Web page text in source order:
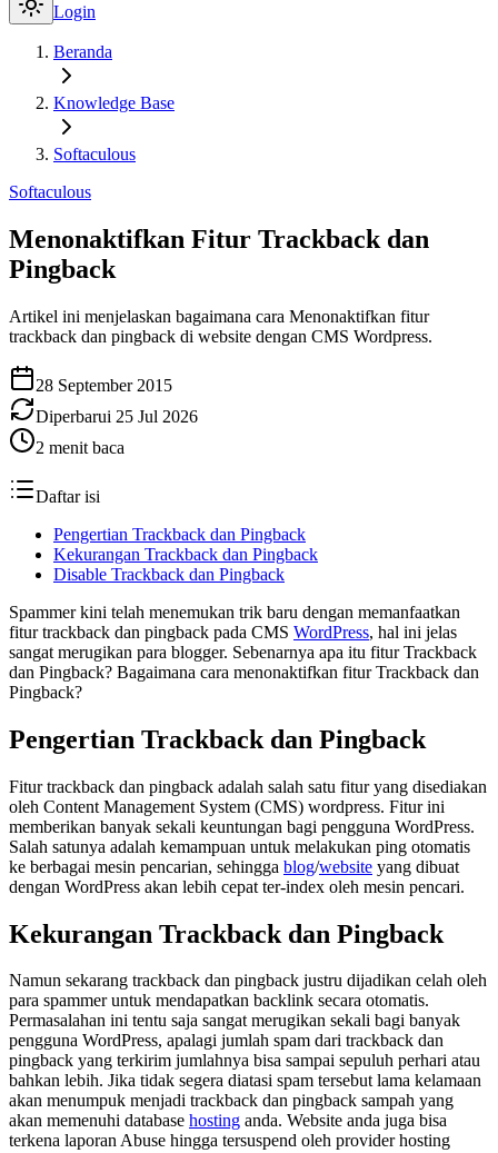
Login
Beranda
Knowledge Base
Softaculous
Softaculous
Menonaktifkan Fitur Trackback dan
Pingback
Artikel ini menjelaskan bagaimana cara Menonaktifkan fitur
trackback dan pingback di website dengan CMS Wordpress.
28 September 2015
Diperbarui 25 Jul 2026
2 menit baca
Daftar isi
Pengertian Trackback dan Pingback
Kekurangan Trackback dan Pingback
Disable Trackback dan Pingback
Spammer kini telah menemukan trik baru dengan memanfaatkan
fitur trackback dan pingback pada CMS WordPress, hal ini jelas
sangat merugikan para blogger. Sebenarnya apa itu fitur Trackback
dan Pingback? Bagaimana cara menonaktifkan fitur Trackback dan
Pingback?
Pengertian Trackback dan Pingback
Fitur trackback dan pingback adalah salah satu fitur yang disediakan
oleh Content Management System (CMS) wordpress. Fitur ini
memberikan banyak sekali keuntungan bagi pengguna WordPress.
Salah satunya adalah kemampuan untuk melakukan ping otomatis
ke berbagai mesin pencarian, sehingga blog/website yang dibuat
dengan WordPress akan lebih cepat ter-index oleh mesin pencari.
Kekurangan Trackback dan Pingback
Namun sekarang trackback dan pingback justru dijadikan celah oleh
para spammer untuk mendapatkan backlink secara otomatis.
Permasalahan ini tentu saja sangat merugikan sekali bagi banyak
pengguna WordPress, apalagi jumlah spam dari trackback dan
pingback yang terkirim jumlahnya bisa sampai sepuluh perhari atau
bahkan lebih. Jika tidak segera diatasi spam tersebut lama kelamaan
akan menumpuk menjadi trackback dan pingback sampah yang
akan memenuhi database hosting anda. Website anda juga bisa
terkena laporan Abuse hingga tersuspend oleh provider hosting